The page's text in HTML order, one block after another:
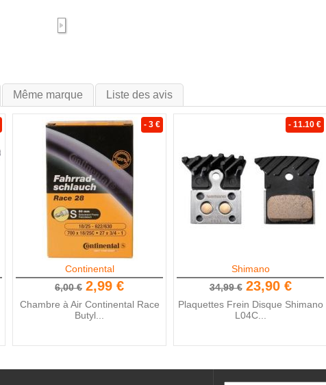
Même marque Liste des avis
- 3 €
Continental
6,00 € 2,99 €
Chambre à Air Continental Race
Butyl...
- 11.10 €
Shimano
34,99 € 23,90 €
Plaquettes Frein Disque Shimano
L04C...